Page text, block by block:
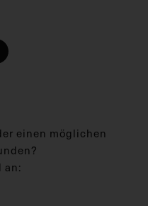
einen möglichen
an: